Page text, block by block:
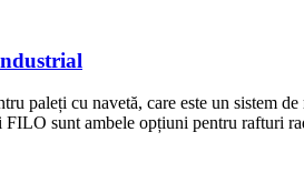
paleți cu navetă, care este un sistem
sunt ambele opțiuni pentru rafturi